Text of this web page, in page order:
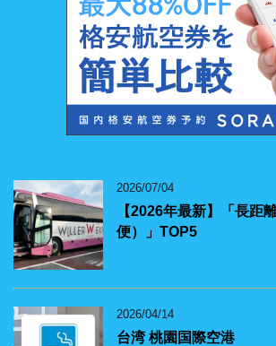
2026/07/04
【2026年最新】「長距
便）」TOP5
2026/04/14
台湾 桃園国際空港